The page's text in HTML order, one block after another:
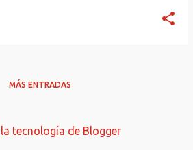
MÁS ENTRADAS
tecnología de Blogger